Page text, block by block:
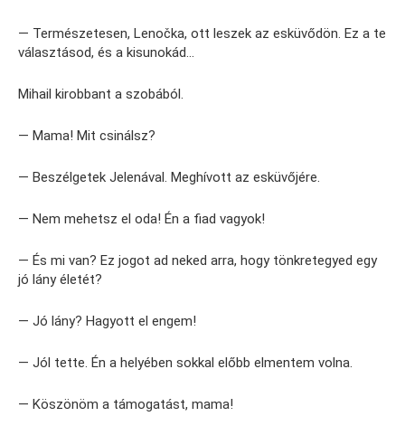
— Természetesen, Lenočka, ott leszek az esküvődön. Ez a te
választásod, és a kisunokád…
Mihail kirobbant a szobából.
— Mama! Mit csinálsz?
— Beszélgetek Jelenával. Meghívott az esküvőjére.
— Nem mehetsz el oda! Én a fiad vagyok!
— És mi van? Ez jogot ad neked arra, hogy tönkretegyed egy
jó lány életét?
— Jó lány? Hagyott el engem!
— Jól tette. Én a helyében sokkal előbb elmentem volna.
— Köszönöm a támogatást, mama!